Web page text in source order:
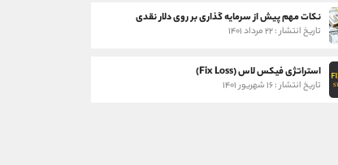
نکات مهم پیش از سرمایه گذاری بر روی دلار نقدی
تاریخ انتشار : ۲۲ مرداد ۱۴۰۱
استراتژی فیکس لاس (Fix Loss)
تاریخ انتشار : ۱۶ شهریور ۱۴۰۱